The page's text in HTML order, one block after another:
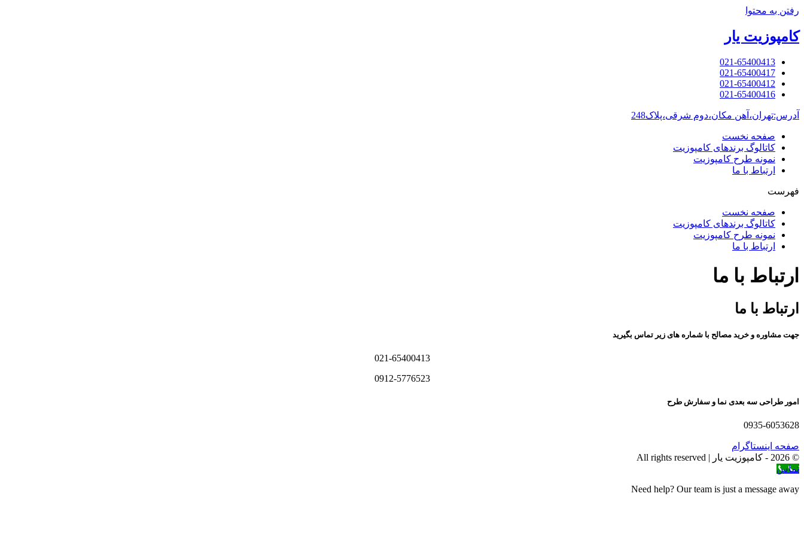
رفتن به محتوا
کامپوزیت یار
021-65400413
021-65400417
021-65400412
021-65400416
آدرس:تهران،آهن مکان،دوم شرقی،پلاک248
صفحه نخست
کاتالوگ برندهای کامپوزیت
نمونه طرح کامپوزیت
ارتباط با ما
فهرست
صفحه نخست
کاتالوگ برندهای کامپوزیت
نمونه طرح کامپوزیت
ارتباط با ما
ارتباط با ما
ارتباط با ما
جهت مشاوره و خرید مصالح با شماره های زیر تماس بگیرید
021-65400413
0912-5776523
امور طراحی سه بعدی نما و سفارش طرح
0935-6053628
صفحه اینستاگرام
© 2026 - کامپوزیت یار | All rights reserved
تماس
Need help? Our team is just a message away